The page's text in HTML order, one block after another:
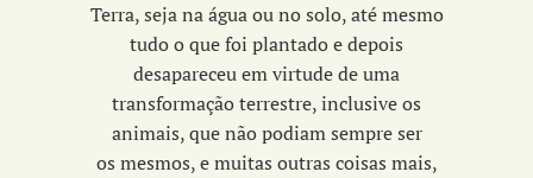
Terra,seja na água ou no solo, até mesmo
tudo o que foi plantado e depois
desapareceu emvirtude de uma
transformação terrestre, inclusive os
animais, que não podiam sempre ser
os mesmos, e muitas outras coisas mais,